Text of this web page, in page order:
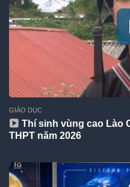
GIÁO DỤC
Thí sinh vùng cao Lào
THPT năm 2026